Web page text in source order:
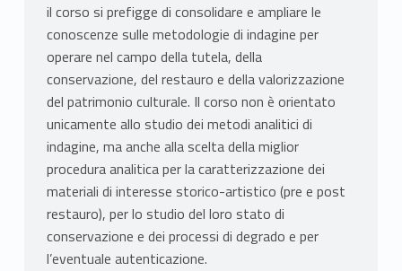
il corso si prefigge di consolidare e ampliare le
conoscenze sulle metodologie di indagine per
operare nel campo della tutela, della
conservazione, del restauro e della valorizzazione
del patrimonio culturale. Il corso non è orientato
unicamente allo studio dei metodi analitici di
indagine, ma anche alla scelta della miglior
procedura analitica per la caratterizzazione dei
materiali di interesse storico-artistico (pre e post
restauro), per lo studio del loro stato di
conservazione e dei processi di degrado e per
l’eventuale autenticazione.